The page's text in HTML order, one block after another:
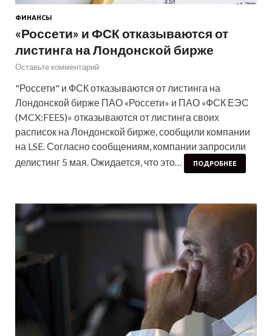
ФИНАНСЫ
«Россети» и ФСК отказываются от
листинга на Лондонской бирже
Оставьте комментарий
"Россети" и ФСК отказываются от листинга на
Лондонской бирже ПАО «Россети» и ПАО «ФСК ЕЭС
(MCX:FEES)» отказываются от листинга своих
расписок на Лондонской бирже, сообщили компании
на LSE. Согласно сообщениям, компании запросили
делистинг 5 мая. Ожидается, что это…
ПОДРОБНЕЕ